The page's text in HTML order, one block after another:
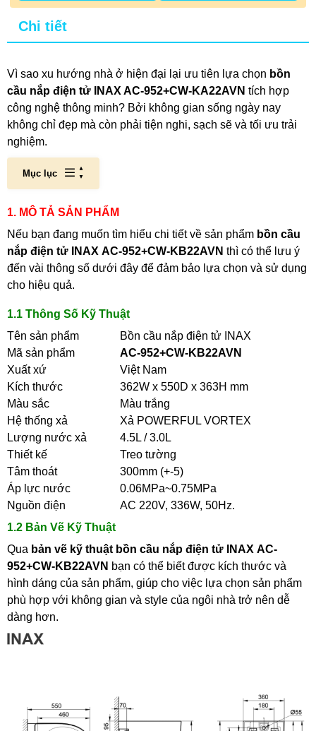
Chi tiết
Vì sao xu hướng nhà ở hiện đại lại ưu tiên lựa chọn bồn
cầu nắp điện tử INAX AC-952+CW-KA22AVN tích hợp
công nghệ thông minh? Bởi không gian sống ngày nay
không chỉ đẹp mà còn phải tiện nghi, sạch sẽ và tối ưu trải
nghiệm.
Mục lục
1. MÔ TẢ SẢN PHẨM
Nếu bạn đang muốn tìm hiểu chi tiết về sản phẩm bồn cầu
nắp điện tử INAX AC-952+CW-KB22AVN thì có thể lưu ý
đến vài thông số dưới đây để đảm bảo lựa chọn và sử dụng
cho hiệu quả.
1.1 Thông Số Kỹ Thuật
Tên sản phẩm
Bồn cầu nắp điện tử INAX
Mã sản phẩm
AC-952+CW-KB22AVN
Xuất xứ
Việt Nam
Kích thước
362W x 550D x 363H mm
Màu sắc
Màu trắng
Hệ thống xả
Xả POWERFUL VORTEX
Lượng nước xả
4.5L / 3.0L
Thiết kế
Treo tường
Tâm thoát
300mm (+-5)
Áp lực nước
0.06MPa~0.75MPa
Nguồn điện
AC 220V, 336W, 50Hz.
1.2 Bản Vẽ Kỹ Thuật
Qua bản vẽ kỹ thuật bồn cầu nắp điện tử INAX AC-
952+CW-KB22AVN bạn có thể biết được kích thước và
hình dáng của sản phẩm, giúp cho việc lựa chọn sản phẩm
phù hợp với không gian và style của ngôi nhà trở nên dễ
dàng hơn.